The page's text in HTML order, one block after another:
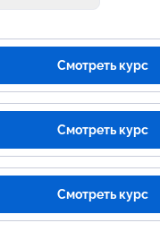
Смотреть курс
Смотреть курс
Смотреть курс